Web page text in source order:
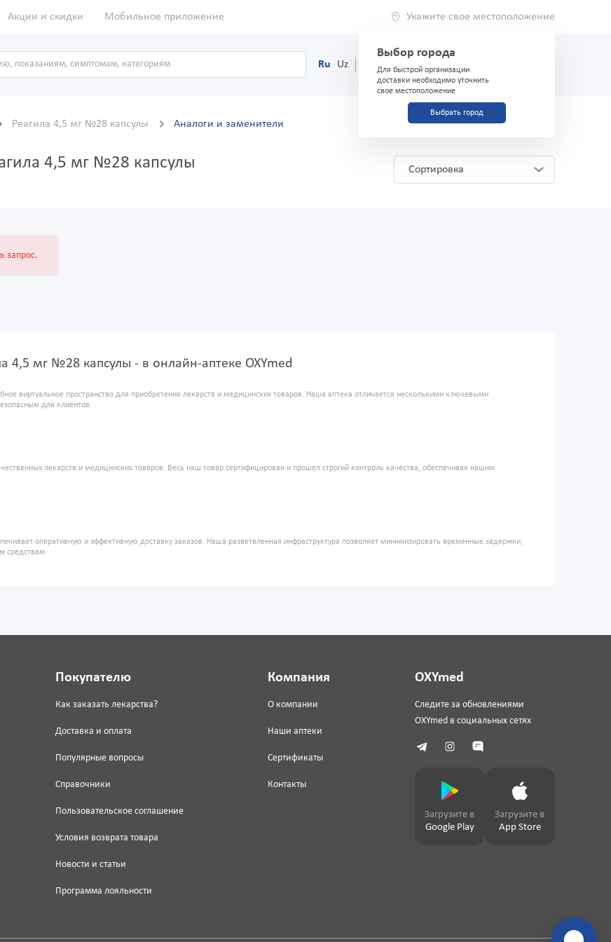
Акции и скидки Мобильное приложение Укажите свое местоположение
Выбор города
Для быстрой организации
доставки необходимо уточнить
свое местоположение
Выбрать город
Ru Uz (71) 200-03-03
Реагила 4,5 мг №28 капсулы Аналоги и заменители
4,5 мг №28 капсулы Сортировка
запрос.
4,5 мг №28 капсулы - в онлайн-аптеке OXYmed
виртуальное пространство для приобретения лекарств и медицинских товаров. Наша аптека отличается несколькими ключевыми
для клиентов.
лекарств и медицинских товаров. Весь наш товар сертифицирован и прошел строгий контроль качества, обеспечивая нашим
оперативную и эффективную доставку заказов. Наша разветвленная инфраструктура позволяет минимизировать временные задержки,
средствам
Покупателю
Как заказать лекарства?
Доставка и оплата
Популярные вопросы
Справочники
Пользовательское соглашение
Условия возврата товара
Новости и статьи
Программа лояльности
Компания
О компании
Наши аптеки
Сертификаты
Контакты
OXYmed
Следите за обновлениями
OXYmed в социальных сетях
Загрузите в
Google Play
Загрузите в
App Store